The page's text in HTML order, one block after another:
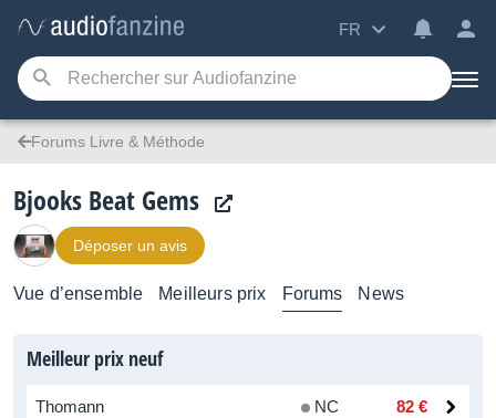
FR
Forums Livre & Méthode
Bjooks Beat Gems
Déposer un avis
Vue d’ensemble Meilleurs prix Forums News
Meilleur prix neuf
Thomann NC 82 €